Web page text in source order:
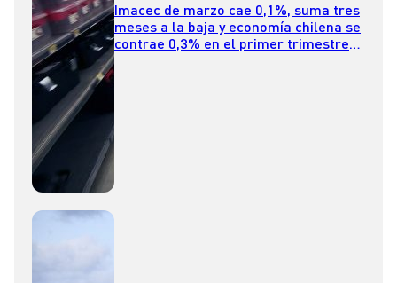
Imacec de marzo cae 0,1%, suma tres
meses a la baja y economía chilena se
contrae 0,3% en el primer trimestre